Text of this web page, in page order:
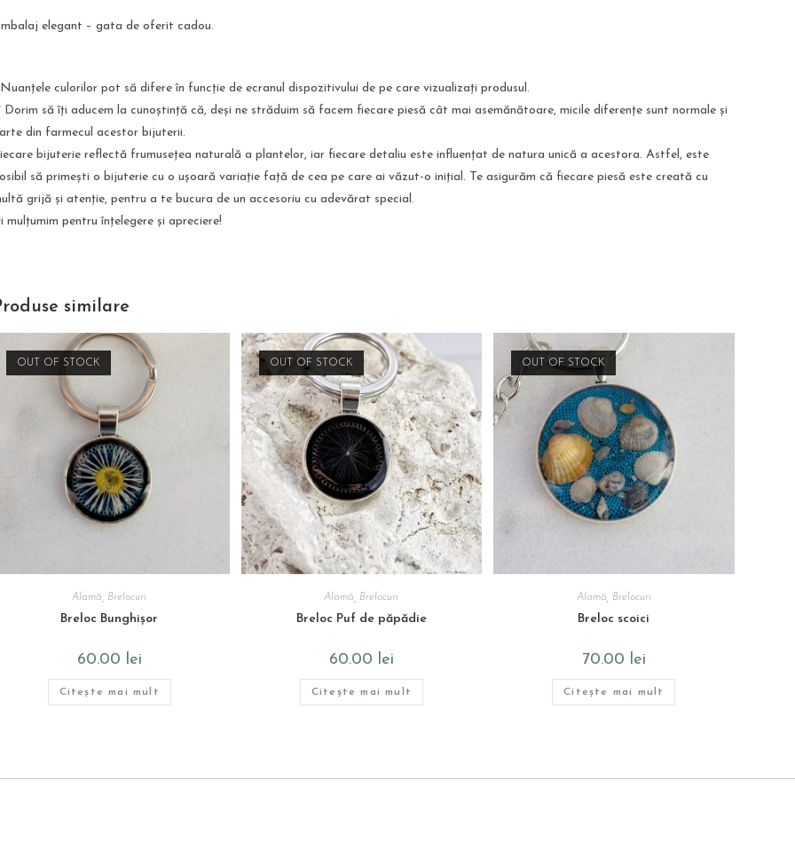
elegant – gata de oferit cadou.
culorilor pot să difere în funcție de ecranul dispozitivului de pe care vizualizați produsul.
Dorim să îți aducem la cunoștință că, deși ne străduim să facem fiecare piesă cât mai asemănătoare, micile diferențe sunt normale și
din farmecul acestor bijuterii.
bijuterie reflectă frumusețea naturală a plantelor, iar fiecare detaliu este influențat de natura unică a acestora. Astfel, este
să primești o bijuterie cu o ușoară variație față de cea pe care ai văzut-o inițial. Te asigurăm că fiecare piesă este creată cu
grijă și atenție, pentru a te bucura de un accesoriu cu adevărat special.
mulțumim pentru înțelegere și apreciere!
similare
OUT OF STOCK
Alamă Brelocuri
Breloc Bunghișor
60.00 lei
Citește mai mult
OUT OF STOCK
Alamă Brelocuri
Breloc Puf de păpădie
60.00 lei
Citește mai mult
OUT OF STOCK
Alamă Brelocuri
Breloc scoici
70.00 lei
Citește mai mult